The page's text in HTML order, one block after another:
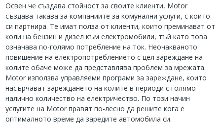
Освен че създава стойност за своите клиенти, Motor
създава такава за компаниите за комунални услуги, с които
си партнира. Те имат полза от клиенти, които преминават от
коли на бензин и дизел към електромобили, тъй като това
означава по-голямо потребление на ток. Неочакваното
повишение на електропотреблението с цел зареждане на
колите обаче може да представлява проблем за мрежата.
Motor използва управляеми програми за зареждане, които
насърчават зареждането на колите в периоди с голямо
налично количество на електричество. По този начин
услугите на Motor правят по-лесно да решите кога е
оптималното време да заредите автомобила си.